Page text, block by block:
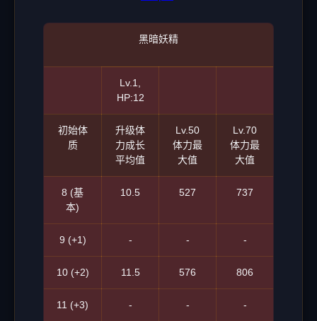
黑暗妖精
Lv.1,
HP:12
初始体
质
升级体
力成长
平均值
Lv.50
体力最
大值
Lv.70
体力最
大值
8 (基
本)
10.5 527 737
9 (+1) - - -
10 (+2) 11.5 576 806
11 (+3) - - -